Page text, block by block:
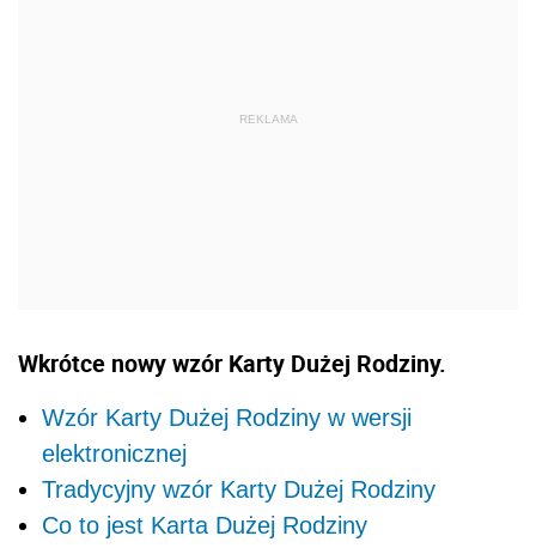
Wkrótce nowy wzór Karty Dużej Rodziny.
Wzór Karty Dużej Rodziny w wersji
elektronicznej
Tradycyjny wzór Karty Dużej Rodziny
Co to jest Karta Dużej Rodziny